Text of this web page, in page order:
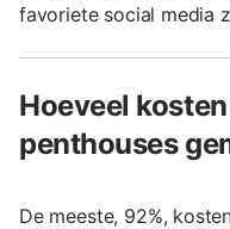
favoriete social media
Hoeveel
penthouses
De meeste, 92%,